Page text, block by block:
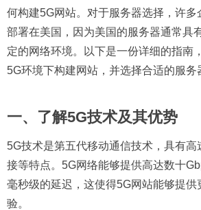
何构建5G网站。对于服务器选择，许多
部署在美国，因为美国的服务器通常具
定的网络环境。以下是一份详细的指南
5G环境下构建网站，并选择合适的服务
一、了解5G技术及其优势
5G技术是第五代移动通信技术，具有
接等特点。5G网络能够提供高达数十
毫秒级的延迟，这使得5G网站能够提供
验。